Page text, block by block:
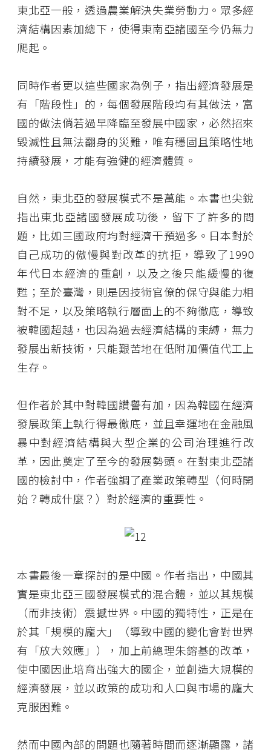
東北亞一般，透過農業解決失業勞動力。眾多經
濟結構因素加總下，使得東南亞諸國至今仍無力
爬起。
同時作者更以這些國家為例子，指出經濟發展是
有「階段性」的，每個發展階段均有其做法，富
國的做法倘若過早降臨至發展中國家，必然招來
毀滅性且無法翻身的災難，唯有穩固且策略性地
持續發展，才能有強健的經濟體質。
自然，東北亞的發展模式不是萬能。本書也尖銳
指出東北亞諸國發展成功後，留下了許多的問
題，比如三國政府均對經濟干預過多。日本對於
自己成功的傲慢與對改革的抗拒，導致了1990
年代日本經濟的重創，以及之後只能緩慢的復
甦；至於臺灣，則是因技術官僚的保守與能力相
對不足，以及策略執行層面上的不夠徹底，導致
被韓國超越，也因為過去經濟結構的束縛，無力
發展出新技術，只能艱苦地在低附加價值代工上
生存。
但作者於其中對韓國讚譽有加，因為韓國在經濟
發展政策上執行得最徹底，並且幸運地在金融風
暴中對經濟結構與大型企業的公司治理進行改
革，因此奠定了至今的發展勢頭。在對東北亞諸
國的檢討中，作者強調了產業政策轉型（何時開
始？轉成什麼？）對於經濟的重要性。
本書最後一章探討的是中國。作者指出，中國其
實是東北亞三國發展模式的混合體，並以其規模
（而非技術）震撼世界。中國的獨特性，正是在
於其「規模的龐大」（導致中國的變化會對世界
有「放大效應」），加上前總理朱鎔基的改革，
使中國因此培育出強大的國企，並創造大規模的
經濟發展，並以政策的成功和人口與市場的龐大
克服困難。
然而中國內部的問題也隨著時間而逐漸顯露，諸